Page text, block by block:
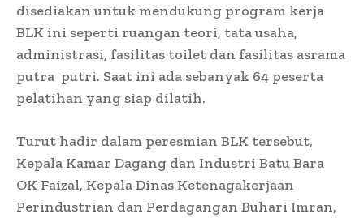
disediakan untuk mendukung program kerja
BLK ini seperti ruangan teori, tata usaha,
administrasi, fasilitas toilet dan fasilitas asrama
putra putri. Saat ini ada sebanyak 64 peserta
pelatihan yang siap dilatih.
Turut hadir dalam peresmian BLK tersebut,
Kepala Kamar Dagang dan Industri Batu Bara
OK Faizal, Kepala Dinas Ketenagakerjaan
Perindustrian dan Perdagangan Buhari Imran,